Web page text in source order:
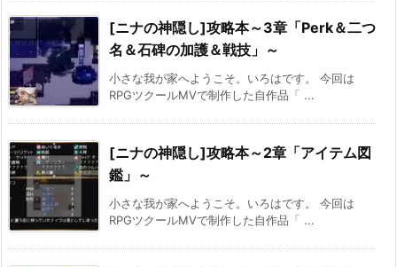
[ニナの神隠し]攻略本～3章「Perk＆二つ
名＆石碑の加護＆戦技」～
小さな我が家へようこそ。いろはです。 今回は
RPGツクールMVで制作した自作品「 ...
[ニナの神隠し]攻略本～2章「アイテム図
鑑」～
小さな我が家へようこそ。いろはです。 今回は
RPGツクールMVで制作した自作品「 ...